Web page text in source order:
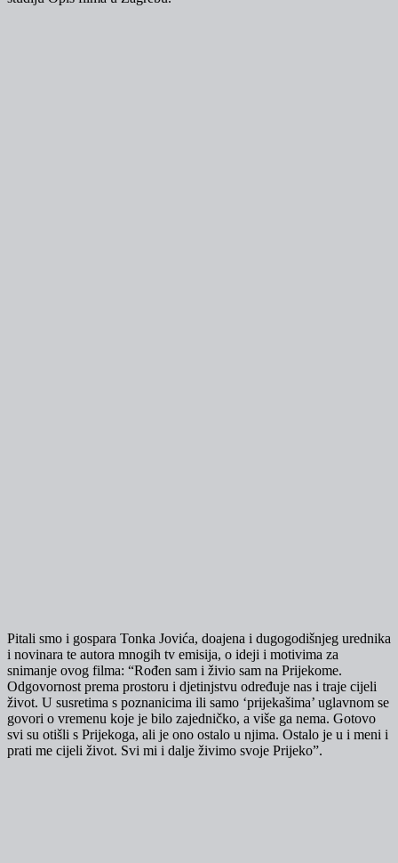
Pitali smo i gospara Tonka Jovića, doajena i dugogodišnjeg urednika
i novinara te autora mnogih tv emisija, o ideji i motivima za
snimanje ovog filma: “Rođen sam i živio sam na Prijekome.
Odgovornost prema prostoru i djetinjstvu određuje nas i traje cijeli
život. U susretima s poznanicima ili samo ‘prijekašima’ uglavnom se
govori o vremenu koje je bilo zajedničko, a više ga nema. Gotovo
svi su otišli s Prijekoga, ali je ono ostalo u njima. Ostalo je u i meni i
prati me cijeli život. Svi mi i dalje živimo svoje Prijeko”.